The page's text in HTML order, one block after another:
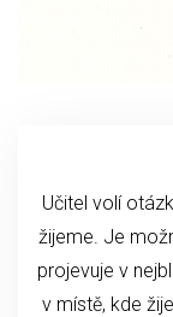
Učitel volí
žijeme. Je
projevuje v
v místě, kde